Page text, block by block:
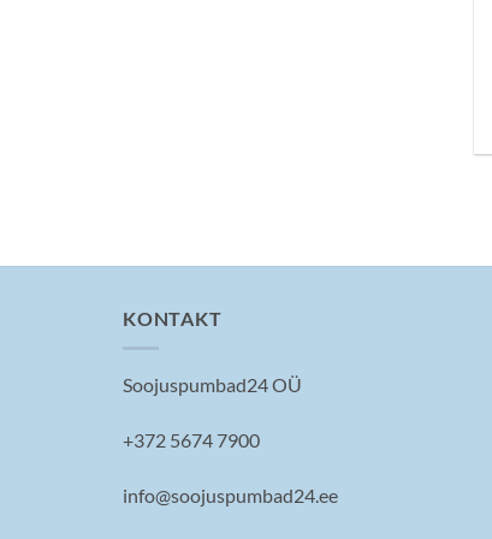
KONTAKT
Soojuspumbad24 OÜ
+372 5674 7900
info@soojuspumbad24.ee